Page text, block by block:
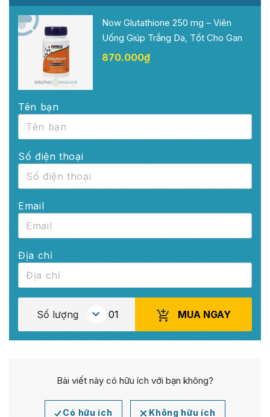
Now Glutathione 250 mg – Viên
Uống Giúp Trắng Da, Tốt Cho Gan
870.000₫
Tên bạn
Số điện thoại
Email
Địa chỉ
Số lượng MUA NGAY
Bài viết này có hữu ích với bạn không?
Có hữu ích Không hữu ích